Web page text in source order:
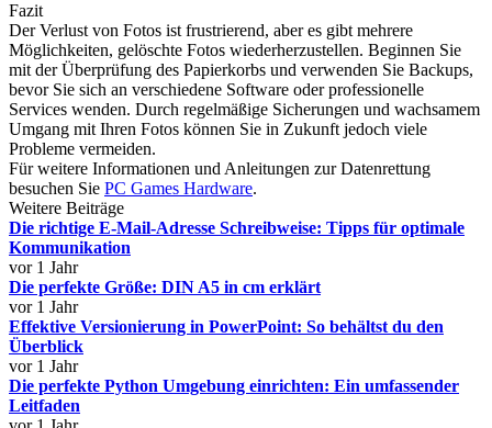
Fazit
Der Verlust von Fotos ist frustrierend, aber es gibt mehrere
Möglichkeiten, gelöschte Fotos wiederherzustellen. Beginnen Sie
mit der Überprüfung des Papierkorbs und verwenden Sie Backups,
bevor Sie sich an verschiedene Software oder professionelle
Services wenden. Durch regelmäßige Sicherungen und wachsamem
Umgang mit Ihren Fotos können Sie in Zukunft jedoch viele
Probleme vermeiden.
Für weitere Informationen und Anleitungen zur Datenrettung
besuchen Sie PC Games Hardware.
Weitere Beiträge
Die richtige E-Mail-Adresse Schreibweise: Tipps für optimale
Kommunikation
vor 1 Jahr
Die perfekte Größe: DIN A5 in cm erklärt
vor 1 Jahr
Effektive Versionierung in PowerPoint: So behältst du den
Überblick
vor 1 Jahr
Die perfekte Python Umgebung einrichten: Ein umfassender
Leitfaden